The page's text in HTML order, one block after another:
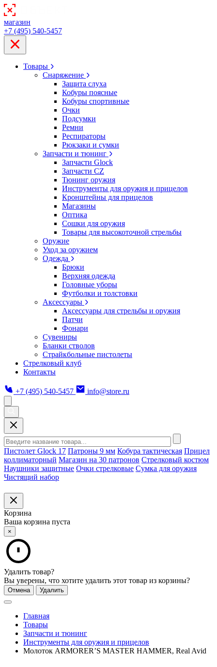
магазин
+7 (495) 540-5457
Товары
Снаряжение
Защита слуха
Кобуры поясные
Кобуры спортивные
Очки
Подсумки
Ремни
Респираторы
Рюкзаки и сумки
Запчасти и тюнинг
Запчасти Glock
Запчасти CZ
Тюнинг оружия
Инструменты для оружия и прицелов
Кронштейны для прицелов
Магазины
Оптика
Сошки для оружия
Товары для высокоточной стрельбы
Оружие
Уход за оружием
Одежда
Брюки
Верхняя одежда
Головные уборы
Футболки и толстовки
Аксессуары
Аксессуары для стрельбы и оружия
Патчи
Фонари
Сувениры
Бланки стволов
Страйкбольные пистолеты
Стрелковый клуб
Контакты
+7 (495) 540-5457 info@store.ru
Пистолет Glock 17 Патроны 9 мм Кобура тактическая Прицел
коллиматорный Магазин на 30 патронов Стрелковый костюм
Наушники защитные Очки стрелковые Сумка для оружия
Чистящий набор
Корзина
Ваша корзина пуста
×
Удалить товар?
Вы уверены, что хотите удалить этот товар из корзины?
Отмена Удалить
Главная
Товары
Запчасти и тюнинг
Инструменты для оружия и прицелов
Молоток ARMORER’S MASTER HAMMER, Real Avid